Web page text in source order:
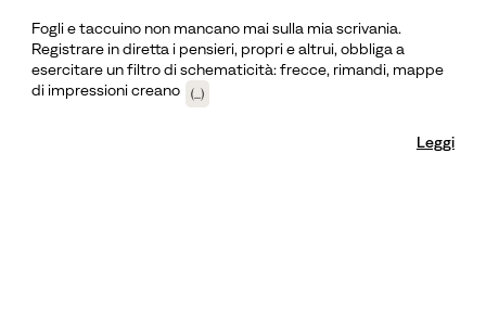
Fogli e taccuino non mancano mai sulla mia scrivania.
Registrare in diretta i pensieri, propri e altrui, obbliga a
esercitare un filtro di schematicità: frecce, rimandi, mappe
di impressioni creano
(...)
Leggi